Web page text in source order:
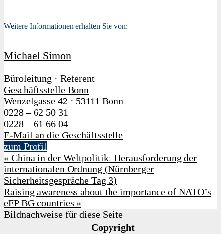
Weitere Informationen erhalten Sie von:
Michael Simon
Büroleitung · Referent
Geschäftsstelle Bonn
Wenzelgasse 42 · 53111 Bonn
0228 – 62 50 31
0228 – 61 66 04
E-Mail an die Geschäftsstelle
zum Profil
« China in der Weltpolitik: Herausforderung der
internationalen Ordnung (Nürnberger
Sicherheitsgespräche Tag 3)
Raising awareness about the importance of NATO’s
eFP BG countries »
Bildnachweise für diese Seite
Copyright